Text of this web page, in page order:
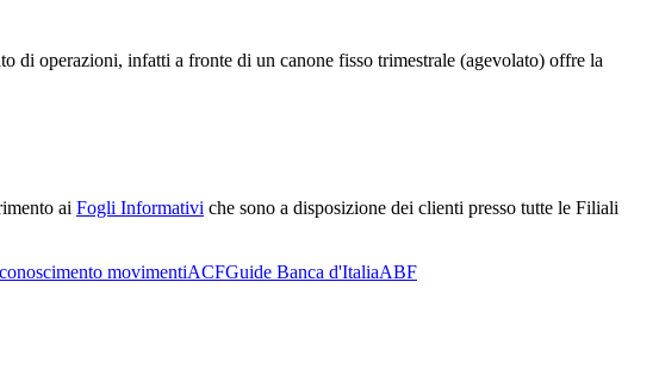
di operazioni, infatti a fronte di un canone fisso trimestrale (agevolato) offre la
ai Fogli Informativi che sono a disposizione dei clienti presso tutte le Filiali
movimentiACFGuide Banca d'ItaliaABF